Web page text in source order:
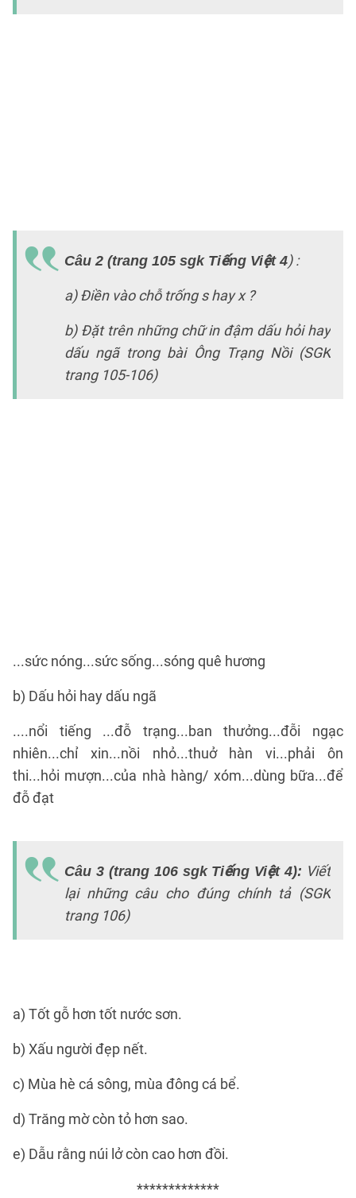
Câu 2 (trang 105 sgk Tiếng Việt 4) :
a) Điền vào chỗ trống s hay x ?
b) Đặt trên những chữ in đậm dấu hỏi hay
dấu ngã trong bài Ông Trạng Nồi (SGK
trang 105-106)
...sức nóng...sức sống...sóng quê hương
b) Dấu hỏi hay dấu ngã
....nổi tiếng ...đỗ trạng...ban thưởng...đỗi ngạc
nhiên...chỉ xin...nồi nhỏ...thuở hàn vi...phải ôn
thi...hỏi mượn...của nhà hàng/ xóm...dùng bữa...để
đỗ đạt
Câu 3 (trang 106 sgk Tiếng Việt 4): Viết
lại những câu cho đúng chính tả (SGK
trang 106)
a) Tốt gỗ hơn tốt nước sơn.
b) Xấu người đẹp nết.
c) Mùa hè cá sông, mùa đông cá bể.
d) Trăng mờ còn tỏ hơn sao.
e) Dẫu rằng núi lở còn cao hơn đồi.
*************